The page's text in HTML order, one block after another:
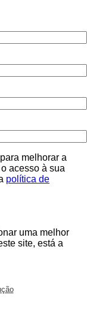
melhorar a
acesso à sua
política de
uma melhor
site, está a